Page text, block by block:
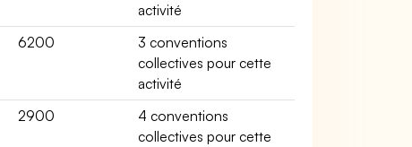
activité
6200
3 conventions
collectives pour cette
activité
2900
4 conventions
collectives pour cette